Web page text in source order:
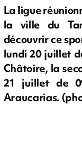
La ligue
la ville du
découvrir ce
lundi 20 juillet
Châtoire, la
21 juillet de
Araucarias.